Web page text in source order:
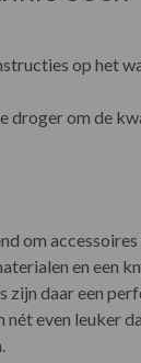
op het
droger om de
om
en een
zijn daar een
even leuker